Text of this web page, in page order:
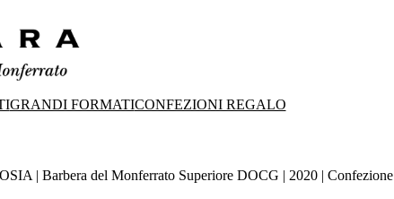
GRANDI FORMATICONFEZIONI REGALO
| Barbera del Monferrato Superiore DOCG | 2020 | Confezione